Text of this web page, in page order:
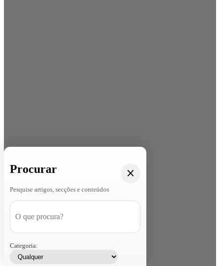
Procurar
Pesquise artigos, secções e conteúdos
Categoria: